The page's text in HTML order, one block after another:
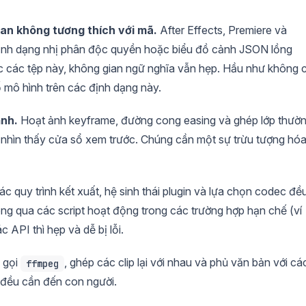
không tương thích với mã. After Effects, Premiere và
dạng nhị phân độc quyền hoặc biểu đồ cảnh JSON lồng
tệp này, không gian ngữ nghĩa vẫn hẹp. Hầu như không
hình trên các định dạng này.
Hoạt ảnh keyframe, đường cong easing và ghép lớp
thấy cửa sổ xem trước. Chúng cần một sự trừu tượng hóa
quy trình kết xuất, hệ sinh thái plugin và lựa chọn codec
qua các script hoạt động trong các trường hợp hạn chế (ví
API thì hẹp và dễ bị lỗi.
ffmpeg
, ghép các clip lại với nhau và phủ văn bản với
cần đến con người.